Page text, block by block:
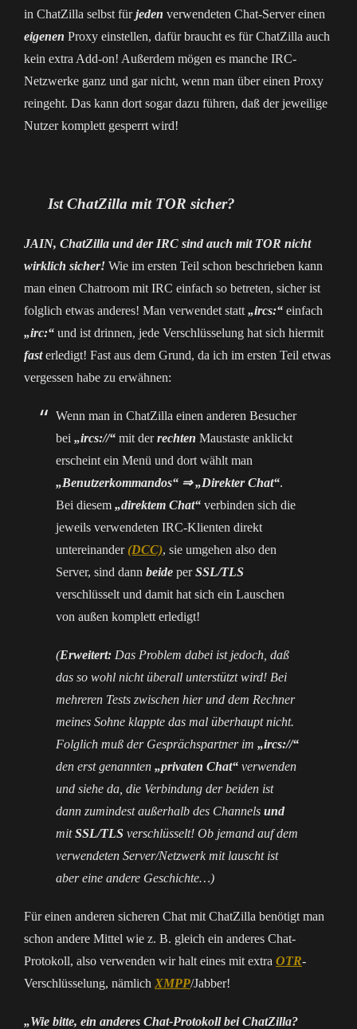
in ChatZilla selbst fürjeden verwendeten Chat-Server einen
eigenen Proxy einstellen, dafür braucht es für ChatZilla auch
kein extra Add-on! Außerdem mögen es manche IRC-
Netzwerke ganz und gar nicht, wenn man über einen Proxy
reingeht. Das kann dort sogar dazu führen, daß der jeweilige
Nutzer komplett gesperrt wird!
Ist ChatZilla mit TOR sicher?
JAIN, ChatZilla und der IRC sind auch mit TOR nicht
wirklich sicher! Wie im ersten Teil schon beschrieben kann
man einen Chatroom mit IRC einfach so betreten, sicher ist
folglich etwas anderes! Man verwendet statt „ircs:“ einfach
„irc:“ und ist drinnen, jede Verschlüsselung hat sich hiermit
fasterledigt! Fast aus dem Grund, da ich im ersten Teil etwas
vergessen habe zu erwähnen:
Wenn man in ChatZilla einen anderen Besucher
bei „ircs://“ mit derrechten Maustaste anklickt
erscheint ein Menü und dort wählt man
„Benutzerkommandos“ ⇒„Direkter Chat“.
Bei diesem „direktem Chat“ verbinden sich die
jeweils verwendeten IRC-Klienten direkt
untereinander(DCC), sie umgehen also den
Server, sind dann beide perSSL/TLS
verschlüsselt und damit hat sich ein Lauschen
von außen komplett erledigt!
(Erweitert: Das Problem dabei ist jedoch, daß
das so wohl nicht überall unterstützt wird! Bei
mehreren Tests zwischen hier und dem Rechner
meines Sohne klappte das mal überhaupt nicht.
Folglich muß der Gesprächspartner im „ircs://“
den erst genannten „privaten Chat“ verwenden
und siehe da, die Verbindung der beiden ist
dann zumindest außerhalb des Channels und
mitSSL/TLS verschlüsselt! Ob jemand auf dem
verwendeten Server/Netzwerk mit lauscht ist
aber eine andere Geschichte…)
Für einen anderen sicheren Chat mit ChatZilla benötigt man
schon andere Mittel wie z. B. gleich ein anderes Chat-
Protokoll, also verwenden wir halt eines mit extra OTR-
Verschlüsselung, nämlich XMPP/Jabber!
„Wie bitte, ein anderes Chat-Protokoll bei ChatZilla?